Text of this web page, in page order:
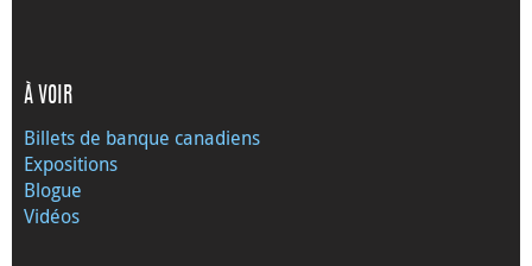
À VOIR
Billets de banque canadiens
Expositions
Blogue
Vidéos